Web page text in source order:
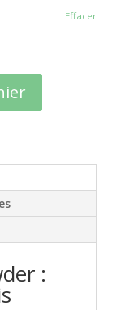
Effacer
: